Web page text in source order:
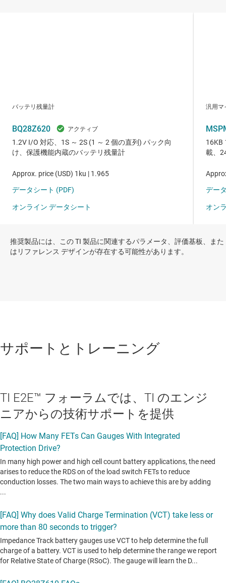
推奨製品には、この TI 製品に関連するパラメータ、評価基板、また
はリファレンス デザインが存在する可能性があります。
サポートとトレーニング
TI E2E™ フォーラムでは、TI のエンジ
ニアからの技術サポートを提供